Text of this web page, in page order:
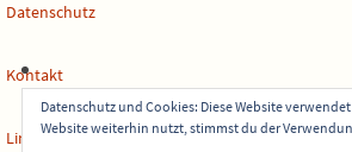
Datenschutz
Kontakt
Links
Datenschutz und Cookies: Diese Website
Website weiterhin nutzt, stimmst du der